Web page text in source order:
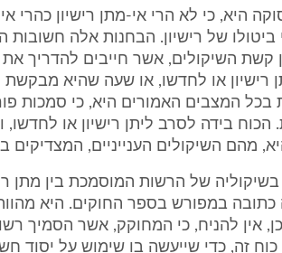
היא, כי לא הרי אי-מתן רישיון כהרי
ביטולו של רישיון. הבחנות אלה
קשת השיקולים, אשר חייבים להדריך
רישיון או לחדשו, או שעה שהיא מבקשת
המצבים האמורים היא, כי סמכות
הכוח בידה לסרב ליתן רישיון או לחדשו,
מהם השיקולים הענייניים, המצדיקים
של הרשות המוסמכת בין מתן
כתובה במפורש בספר החוקים. היא
אין להניח, כי המחוקק, אשר הסמיך
כוח זה, כדי שייעשה בו שימוש על יסוד